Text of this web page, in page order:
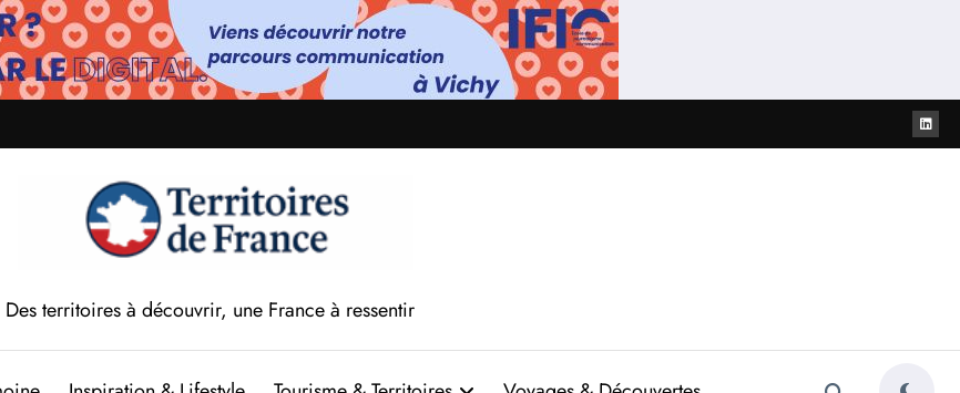
Des territoires à découvrir, une France à ressentir